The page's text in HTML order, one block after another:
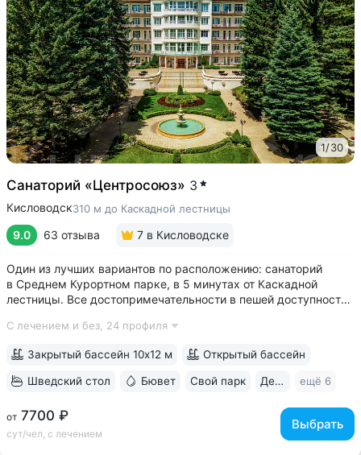
1/30
Санаторий «Центросоюз» 3
Кисловодск310 м до Каскадной лестницы
9.0 63 отзыва 7 в Кисловодске
Один из лучших вариантов по расположению: санаторий
в Среднем Курортном парке, в 5 минутах от Каскадной
лестницы. Все достопримечательности в пешей доступности
переходит в Курортный парк, к терренкурам № 3 и № 2Б •
С лечением и без, 24 профиля
от 7700 ₽
сут/чел, с лечением
Выбрать
Закрытый бассейн 10х12 м Открытый бассейн
Шведский стол Бювет Свой парк Дети с 2 лет ещё 6